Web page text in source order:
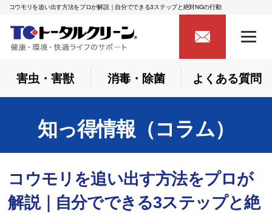
コウモリを追い出す方法をプロが解説｜自分でできる3ステップと絶対NGの行動
害虫・害獣 消毒・除菌 よくある質問
知っ得情報（コラム）
コウモリを追い出す方法をプロが
解説｜自分でできる3ステップと絶